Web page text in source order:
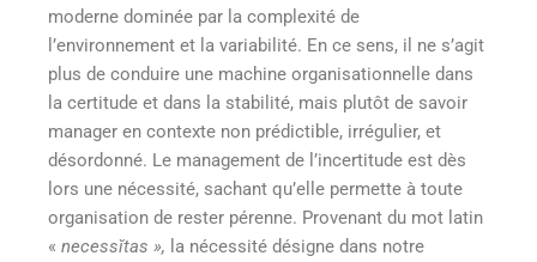
moderne dominée par la complexité de
l’environnement et la variabilité. En ce sens, il ne s’agit
plus de conduire une machine organisationnelle dans
la certitude et dans la stabilité, mais plutôt de savoir
manager en contexte non prédictible, irrégulier, et
désordonné. Le management de l’incertitude est dès
lors une nécessité, sachant qu’elle permette à toute
organisation de rester pérenne. Provenant du mot latin
« necessĭtas », la nécessité désigne dans notre